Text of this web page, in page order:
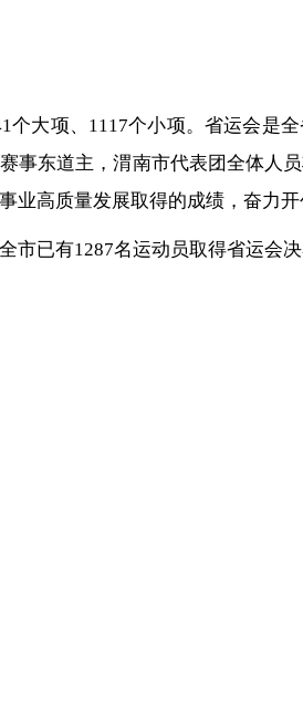
大项、1117个小项。省运会是全
事东道主，渭南市代表团全体人
高质量发展取得的成绩，奋力开
已有1287名运动员取得省运会决